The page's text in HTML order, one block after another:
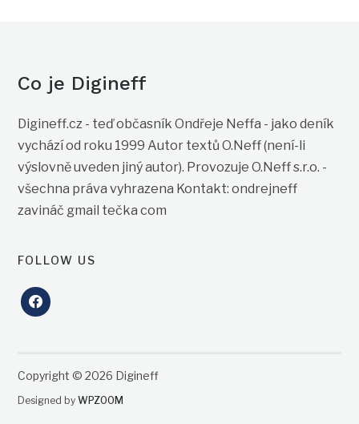
Co je Digineff
Digineff.cz - teď občasník Ondřeje Neffa - jako deník
vychází od roku 1999 Autor textů O.Neff (není-li
výslovně uveden jiný autor). Provozuje O.Neff s.r.o. -
všechna práva vyhrazena Kontakt: ondrejneff
zavináč gmail tečka com
FOLLOW US
facebook
Copyright © 2026 Digineff
Designed byWPZOOM